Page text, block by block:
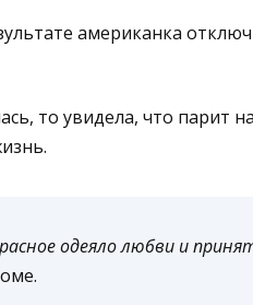
американка
то увидела, что парит
одеяло любви и